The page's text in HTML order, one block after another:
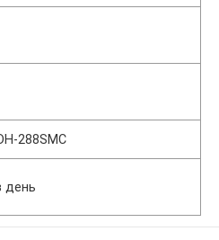
288SMC
день